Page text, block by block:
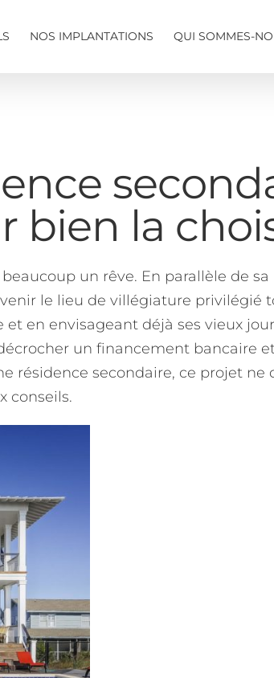
NOS IMPLANTATIONS QUI SOMMES-
bien la
un rêve. En parallèle de sa
le lieu de villégiature privilégié
en envisageant déjà ses vieux
un financement bancaire
résidence secondaire, ce projet ne
conseils.